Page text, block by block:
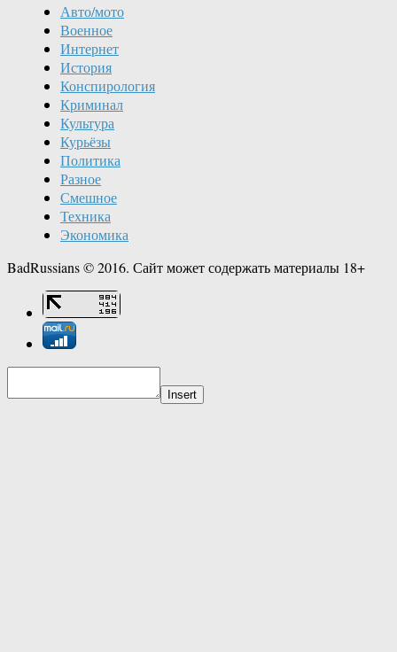
Авто/мото
Военное
Интернет
История
Конспирология
Криминал
Культура
Курьёзы
Политика
Разное
Смешное
Техника
Экономика
BadRussians © 2016. Сайт может содержать материалы 18+
Insert